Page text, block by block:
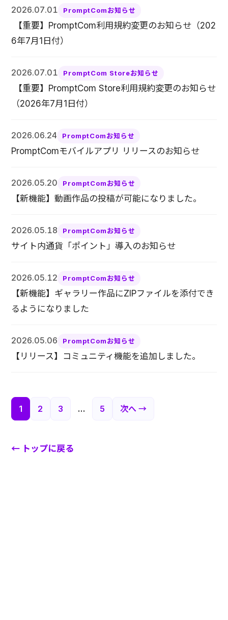
2026.07.01 PromptComお知らせ
【重要】PromptCom利用規約変更のお知らせ（202
6年7月1日付）
2026.07.01 PromptCom Storeお知らせ
【重要】PromptCom Store利用規約変更のお知らせ
（2026年7月1日付）
2026.06.24 PromptComお知らせ
PromptComモバイルアプリ リリースのお知らせ
2026.05.20 PromptComお知らせ
【新機能】動画作品の投稿が可能になりました。
2026.05.18 PromptComお知らせ
サイト内通貨「ポイント」導入のお知らせ
2026.05.12 PromptComお知らせ
【新機能】ギャラリー作品にZIPファイルを添付でき
るようになりました
2026.05.06 PromptComお知らせ
【リリース】コミュニティ機能を追加しました。
投
の
1 2 3 … 5 次へ →
← トップに戻る